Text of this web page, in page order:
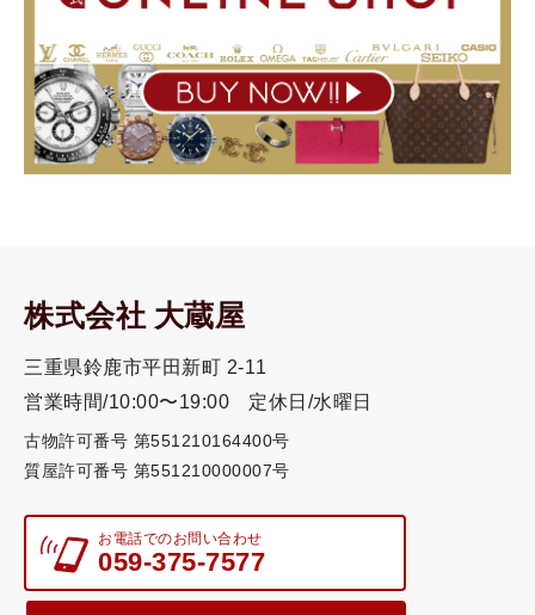
株式会社 大蔵屋
三重県鈴鹿市平田新町 2-11
営業時間/10:00〜19:00
定休日/水曜日
古物許可番号 第551210164400号
質屋許可番号 第551210000007号
お電話でのお問い合わせ
059-375-7577